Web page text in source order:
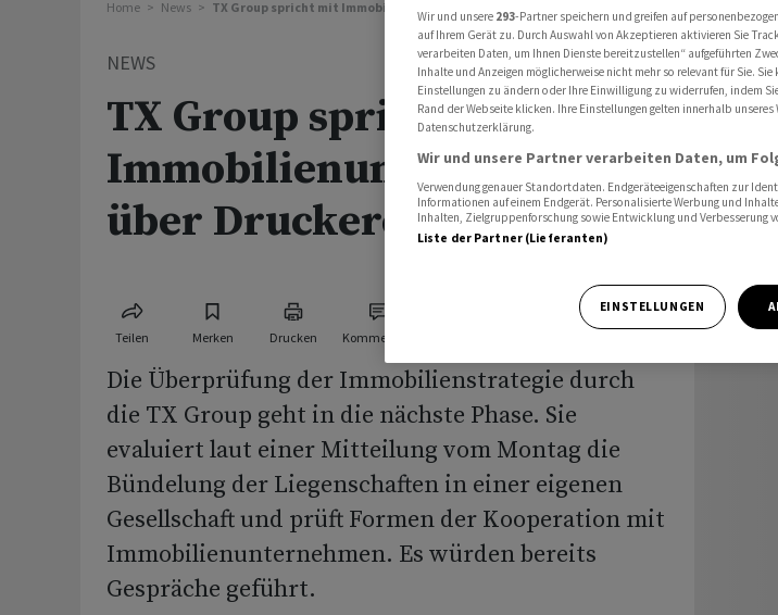
Home News TX Group spricht mit Immobilienunternehmen über Druckerei-Standorte
NEWS
TX Group spricht mit
Immobilienunternehmen
über Druckerei-Standorte
Teilen Merken Drucken Kommentare
Die Überprüfung der Immobilienstrategie durch
die TX Group geht in die nächste Phase. Sie
evaluiert laut einer Mitteilung vom Montag die
Bündelung der Liegenschaften in einer eigenen
Gesellschaft und prüft Formen der Kooperation mit
Immobilienunternehmen. Es würden bereits
Gespräche geführt.
Wir und unsere 293-Partner speichern und greifen auf
auf Ihrem Gerät zu. Durch Auswahl von Akzeptieren aktivieren Sie
verarbeiten Daten, um Ihnen Dienste bereitzustellen“ aufgeführten
Inhalte und Anzeigen möglicherweise nicht mehr so relevant für Sie.
Einstellungen zu ändern oder Ihre Einwilligung zu widerrufen, indem
Rand der Webseite klicken. Ihre Einstellungen gelten innerhalb
Datenschutzerklärung.
Wir und unsere Partner verarbeiten Daten, um
Verwendung genauer Standortdaten. Endgeräteeigenschaften zur
Informationen auf einem Endgerät. Personalisierte Werbung und
Inhalten, Zielgruppenforschung sowie Entwicklung und Verbesserung
Liste der Partner (Lieferanten)
EINSTELLUNGEN